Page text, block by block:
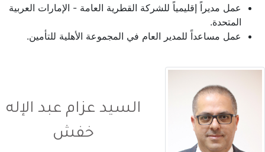
عمل مديراً إقليمياً للشركة القطرية العامة - الإمارات العربية
المتحدة.
عمل مساعداً للمدير العام في المجموعة الأهلية للتأمين.
السيد عزام عبد الإله
خفش